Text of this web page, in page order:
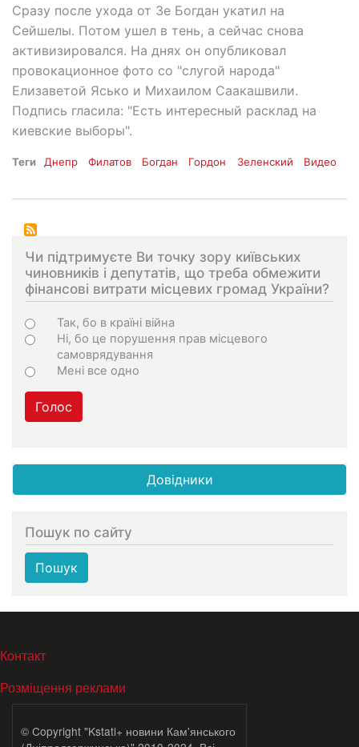
Сразу после ухода от Зе Богдан укатил на
Сейшелы. Потом ушел в тень, а сейчас снова
активизировался. На днях он опубликовал
провокационное фото со "слугой народа"
Елизаветой Ясько и Михаилом Саакашвили.
Подпись гласила: "Есть интересный расклад на
киевские выборы".
Теги Днепр Филатов Богдан Гордон Зеленский Видео
Чи підтримуєте Ви точку зору київських
чиновників і депутатів, що треба обмежити
фінансові витрати місцевих громад України?
Choices
Так, бо в країні війна
Ні, бо це порушення прав місцевого
самоврядування
Мені все одно
Голос
Довідники
Пошук по сайту
Пошук
МЕНЮ В ПОДВАЛЕ
Контакт
Розміщення реклами
© Copyright "Kstati+ новини Кам'янського